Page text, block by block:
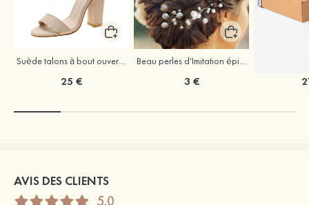
Suède talons à bout ouvert sandales talon bottier chaussures pour les soirées
25 €
Beau perles d'Imitation épingles à cheveux coiffe
3 €
AVIS DES CLIENTS
5.0